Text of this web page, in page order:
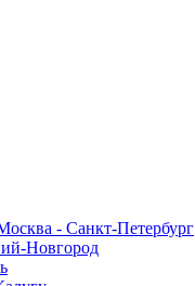
- Санкт-Петербург
Новгород